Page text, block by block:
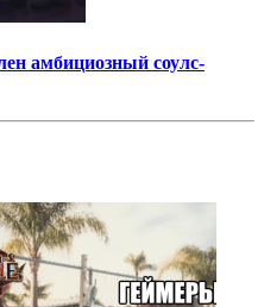
амбициозный соулс-